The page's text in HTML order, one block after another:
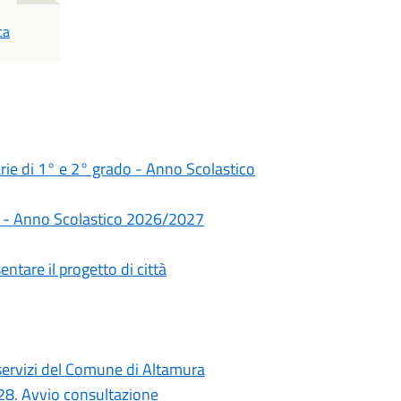
di 1° e 2° grado - Anno Scolastico
Anno Scolastico 2026/2027
il progetto di città
del Comune di Altamura
Avvio consultazione